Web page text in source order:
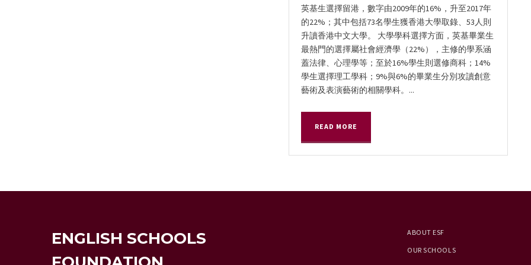
英基生選擇留港，數字由2009年的16%，升至2017年
的22%；其中包括73名學生獲香港大學取錄、53人則
升讀香港中文大學。 大學學科選擇方面，英基畢業生
最熱門的選擇屬社會經濟學（22%），主修的學系涵
蓋法律、心理學等；至於16%學生則選修商科；14%
學生選擇理工學科；9%與6%的畢業生分別攻讀創意
藝術及表演藝術的相關學科。...
READ MORE
ENGLISH SCHOOLS
ABOUT ESF
OUR SCHOOLS